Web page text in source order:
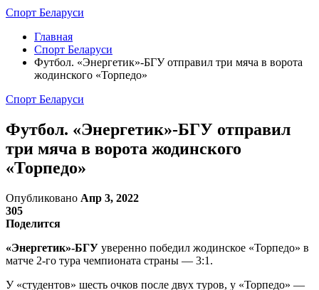
Спорт Беларуси
Главная
Спорт Беларуси
Футбол. «Энергетик»-БГУ отправил три мяча в ворота
жодинского «Торпедо»
Спорт Беларуси
Футбол. «Энергетик»-БГУ отправил
три мяча в ворота жодинского
«Торпедо»
Опубликовано Апр 3, 2022
305
Поделится
«Энергетик»-БГУ уверенно победил жодинское «Торпедо» в
матче 2-го тура чемпионата страны — 3:1.
У «студентов» шесть очков после двух туров, у «Торпедо» —